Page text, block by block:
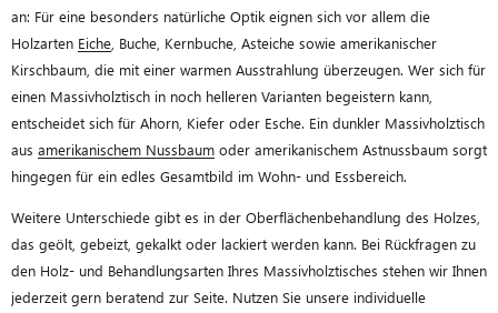
an: Für eine besonders natürliche Optik eignen sich vor allem die
Holzarten Eiche , Buche, Kernbuche, Asteiche sowie amerikanischer
Kirschbaum, die mit einer warmen Ausstrahlung überzeugen. Wer sich für
einen Massivholztisch in noch helleren Varianten begeistern kann,
entscheidet sich für Ahorn, Kiefer oder Esche. Ein dunkler Massivholztisch
aus amerikanischem Nussbaum oder amerikanischem Astnussbaum sorgt
hingegen für ein edles Gesamtbild im Wohn- und Essbereich.
Weitere Unterschiede gibt es in der Oberflächenbehandlung des Holzes,
das geölt, gebeizt, gekalkt oder lackiert werden kann. Bei Rückfragen zu
den Holz- und Behandlungsarten Ihres Massivholztisches stehen wir Ihnen
jederzeit gern beratend zur Seite. Nutzen Sie unsere individuelle